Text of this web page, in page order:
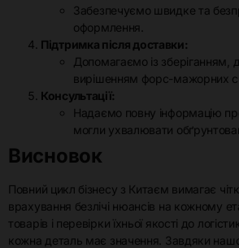
Забезпечуємо швидке та
оформлення.
Підтримка після доставки:
Допомагаємо із зберіганням,
вирішенням форс-мажорних
Консультації:
Надаємо повну інформацію
могли ухвалювати
Висновок
Повний цикл бізнесу з Китаєм вимагає
врахування безлічі нюансів на кожному
товарів і перевірки їхньої якості до
кожна деталь має значення. Завдяки